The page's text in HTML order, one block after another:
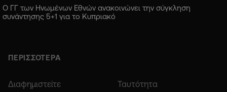
Ο ΓΓ των Ηνωμένων Εθνών ανακοινώνει την σύγκληση
συνάντησης 5+1 για το Κυπριακό
ΠΕΡΙΣΣΟΤΕΡΑ
Διαφημιστείτε Ταυτότητα